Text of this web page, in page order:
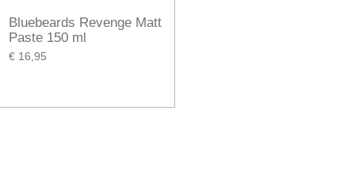
Bluebeards Revenge Matt
Paste 150 ml
€ 16,95